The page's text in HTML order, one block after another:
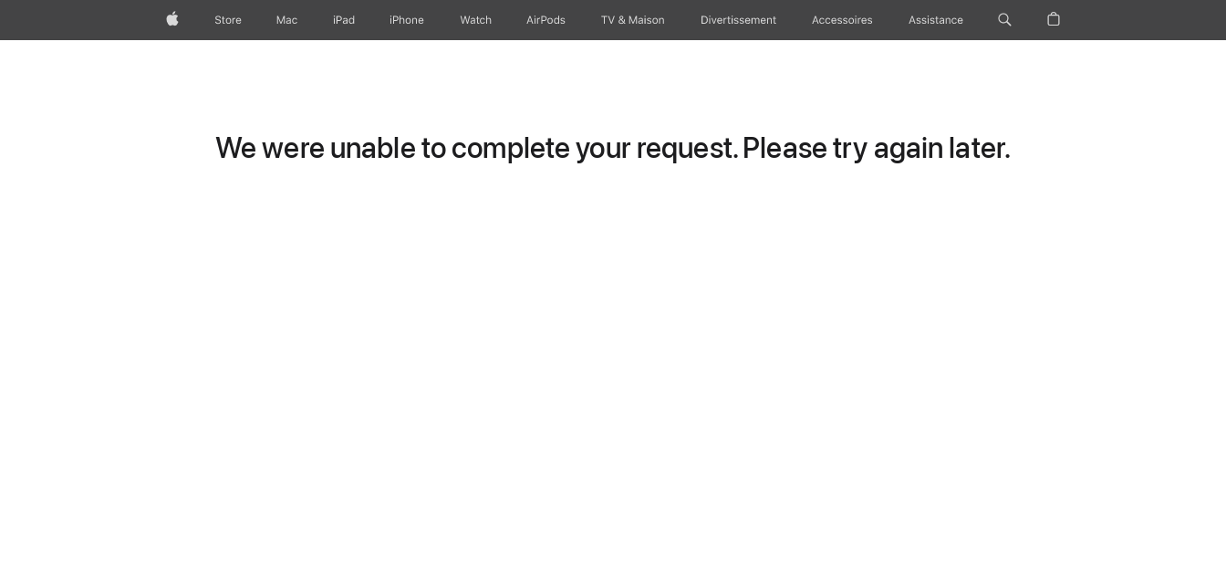
AppleStore Mac iPad iPhone Watch AirPods TV & Maison Divertissements Accessoires Assistance
We were unable to complete your request. Please try again later.